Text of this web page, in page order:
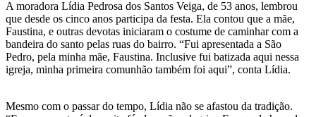
A moradora Lídia Pedrosa dos Santos Veiga, de 53 anos, lembrou
que desde os cinco anos participa da festa. Ela contou que a mãe,
Faustina, e outras devotas iniciaram o costume de caminhar com a
bandeira do santo pelas ruas do bairro. “Fui apresentada a São
Pedro, pela minha mãe, Faustina. Inclusive fui batizada aqui nessa
igreja, minha primeira comunhão também foi aqui”, conta Lídia.
Mesmo com o passar do tempo, Lídia não se afastou da tradição.